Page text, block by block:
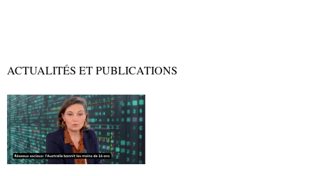
ACTUALITÉS ET PUBLICATIONS